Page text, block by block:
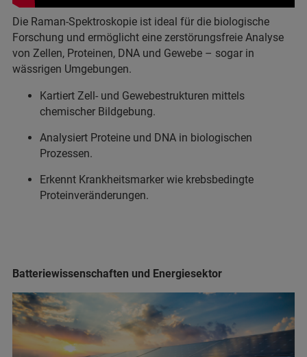
Die Raman-Spektroskopie ist ideal für die biologische
Forschung und ermöglicht eine zerstörungsfreie Analyse
von Zellen, Proteinen, DNA und Gewebe – sogar in
wässrigen Umgebungen.
Kartiert Zell- und Gewebestrukturen mittels
chemischer Bildgebung.
Analysiert Proteine und DNA in biologischen
Prozessen.
Erkennt Krankheitsmarker wie krebsbedingte
Proteinveränderungen.
Batteriewissenschaften und Energiesektor